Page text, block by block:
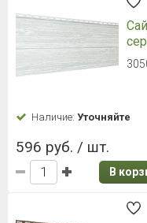
Наличие: Уточняйте
596 руб. / шт.
В